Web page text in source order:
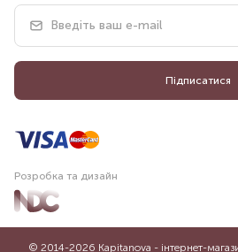
Підписатися
Розробка та дизайн
© 2014-2026 Kapitanova - інтернет-